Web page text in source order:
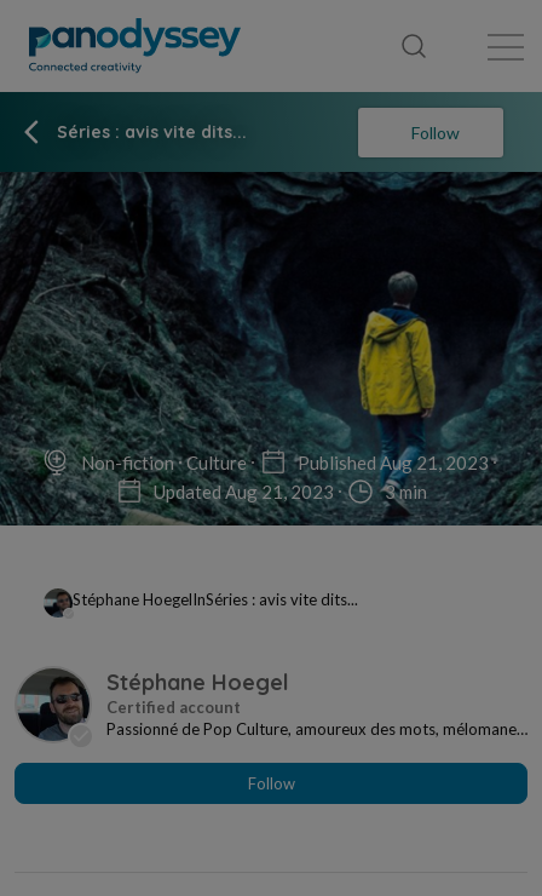
Séries : avis vite dits... Follow
Non-fiction Culture
Published Aug 21, 2023
Updated Aug 21, 2023
3 min
Stéphane HoegelInSéries : avis vite dits...
Stéphane Hoegel
Passionné de Pop Culture, amoureux des mots, mélomane
Follow